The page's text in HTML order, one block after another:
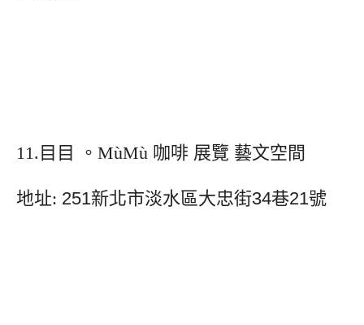
11.目目 。MùMù 咖啡 展覽 藝文空間
地址: 251新北市淡水區大忠街34巷21號